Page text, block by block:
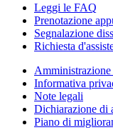
Leggi le FAQ
Prenotazione
Segnalazione
Richiesta
Amministrazione
Informativa
Note legali
Dichiarazione di
Piano di